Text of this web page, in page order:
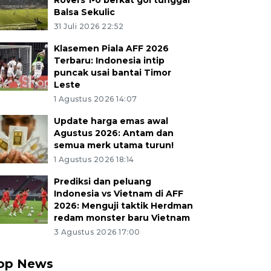
Balsa Sekulic
31 Juli 2026 22:52
Klasemen Piala AFF 2026
Terbaru: Indonesia intip
puncak usai bantai Timor
Leste
1 Agustus 2026 14:07
Update harga emas awal
Agustus 2026: Antam dan
semua merk utama turun!
1 Agustus 2026 18:14
Prediksi dan peluang
Indonesia vs Vietnam di AFF
2026: Menguji taktik Herdman
redam monster baru Vietnam
3 Agustus 2026 17:00
News